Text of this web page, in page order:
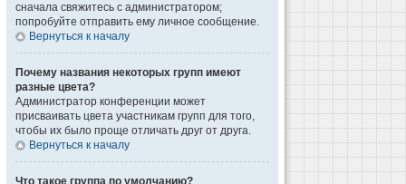
сначала свяжитесь с администратором;
попробуйте отправить ему личное сообщение.
Вернуться к началу
Почему названия некоторых групп имеют
разные цвета?
Администратор конференции может
присваивать цвета участникам групп для того,
чтобы их было проще отличать друг от друга.
Вернуться к началу
Что такое группа по умолчанию?